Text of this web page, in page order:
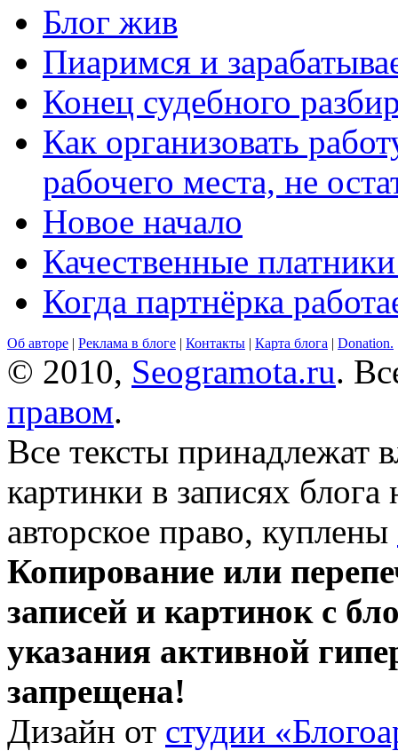
Блог жив
Пиаримся и
Конец судебного
Как организовать
рабочего места, не
Новое начало
Качественные
Когда партнёрка
Об авторе | Реклама в блоге | Контакты | Карта блога | Donation.
© 2010, Seogramota.ru.
правом.
Все тексты принадлежат
картинки в записях
авторское право, куплены
Копирование или
записей и картинок с
указания активной
запрещена!
Дизайн от студии